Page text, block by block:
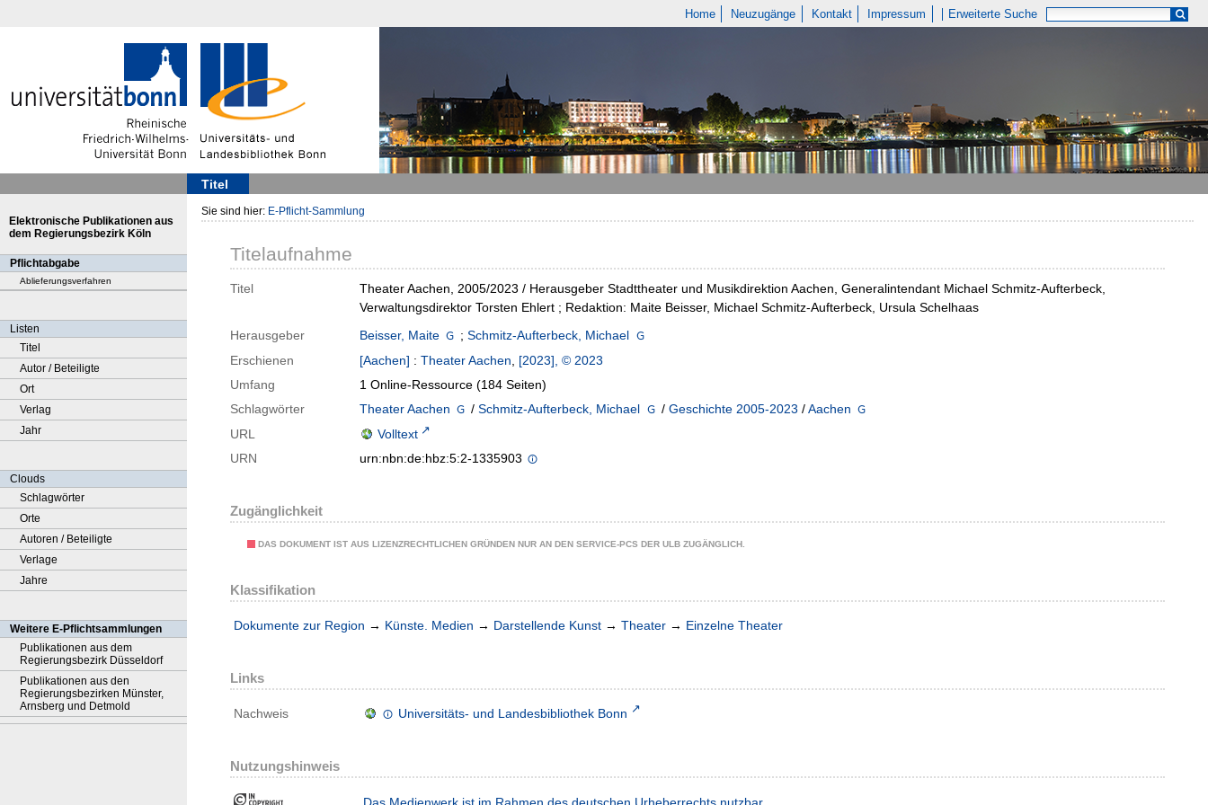
Home Neuzugänge Kontakt Impressum Erweiterte Suche
Titel
Elektronische Publikationen aus
dem Regierungsbezirk Köln
Pflichtabgabe
Ablieferungsverfahren
Listen
Titel
Autor / Beteiligte
Ort
Verlag
Jahr
Clouds
Schlagwörter
Orte
Autoren / Beteiligte
Verlage
Jahre
Weitere E-Pflichtsammlungen
Publikationen aus dem
Regierungsbezirk Düsseldorf
Publikationen aus den
Regierungsbezirken Münster,
Arnsberg und Detmold
Sie sind hier: E-Pflicht-Sammlung
Titelaufnahme
Titel
Theater Aachen, 2005/2023 / Herausgeber Stadttheater und Musikdirektion Aachen, Generalintendant Michael Schmitz-Aufterbeck,
Verwaltungsdirektor Torsten Ehlert ; Redaktion: Maite Beisser, Michael Schmitz-Aufterbeck, Ursula Schelhaas
Herausgeber
Beisser, Maite ; Schmitz-Aufterbeck, Michael
Erschienen
[Aachen] : Theater Aachen, [2023], © 2023
Umfang
1 Online-Ressource (184 Seiten)
Schlagwörter
Theater Aachen / Schmitz-Aufterbeck, Michael / Geschichte 2005-2023 /Aachen
URL
Volltext
URN
urn:nbn:de:hbz:5:2-1335903
Zugänglichkeit
DAS DOKUMENT IST AUS LIZENZRECHTLICHEN GRÜNDEN NUR AN DEN SERVICE-PCS DER ULB ZUGÄNGLICH.
Klassifikation
Dokumente zur Region → Künste. Medien → Darstellende Kunst → Theater → Einzelne Theater
Links
Nachweis Universitäts- und Landesbibliothek Bonn
Nutzungshinweis
Das Medienwerk ist im Rahmen des deutschen Urheberrechts nutzbar.